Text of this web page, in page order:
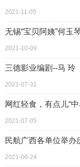
2021-11-05
无锡“宝贝阿姨”何玉
2021-10-09
三德影业编剧--马 玲
2021-07-31
网红轻食，有点儿“
2021-07-05
民航广西各单位举
2021-06-24